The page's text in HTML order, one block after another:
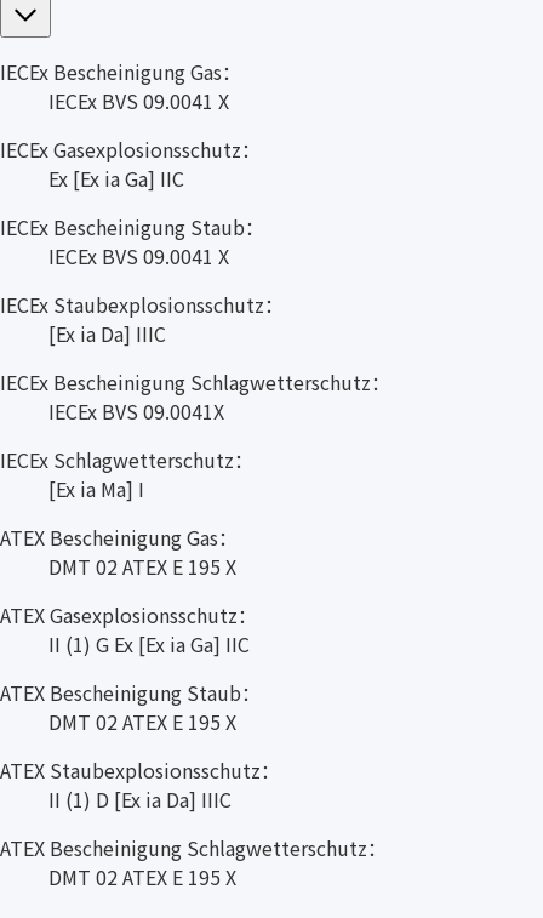
IECEx Bescheinigung Gas：
IECEx BVS 09.0041 X
IECEx Gasexplosionsschutz：
Ex [Ex ia Ga] IIC
IECEx Bescheinigung Staub：
IECEx BVS 09.0041 X
IECEx Staubexplosionsschutz：
[Ex ia Da] IIIC
IECEx Bescheinigung Schlagwetterschutz：
IECEx BVS 09.0041X
IECEx Schlagwetterschutz：
[Ex ia Ma] I
ATEX Bescheinigung Gas：
DMT 02 ATEX E 195 X
ATEX Gasexplosionsschutz：
II (1) G Ex [Ex ia Ga] IIC
ATEX Bescheinigung Staub：
DMT 02 ATEX E 195 X
ATEX Staubexplosionsschutz：
II (1) D [Ex ia Da] IIIC
ATEX Bescheinigung Schlagwetterschutz：
DMT 02 ATEX E 195 X